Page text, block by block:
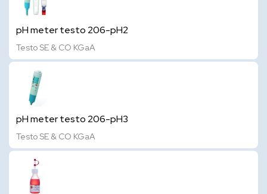
pH meter testo 206-pH2
Testo SE & CO KGaA
pH meter testo 206-pH3
Testo SE & CO KGaA